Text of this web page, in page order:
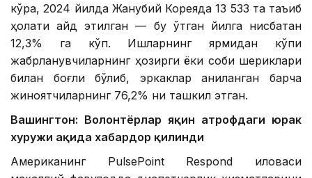
кўра, 2024 йилда Жанубий Кореяда 13 533 та таъқиб
ҳолати қайд этилган — бу ўтган йилга нисбатан
12,3% га кўп. Ишларнинг ярмидан кўпи
жабрланувчиларнинг ҳозирги ёки собиқ шериклари
билан боғлиқ бўлиб, эркаклар аниқланган барча
жиноятчиларнинг 76,2% ни ташкил этган.
Вашингтон: Волонтёрлар яқин атрофдаги юрак
хуружи ҳақида хабардор қилинди
Американинг PulsePoint Respond иловаси